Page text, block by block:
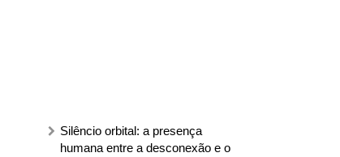
Silêncio orbital: a presença
humana entre a desconexão e o